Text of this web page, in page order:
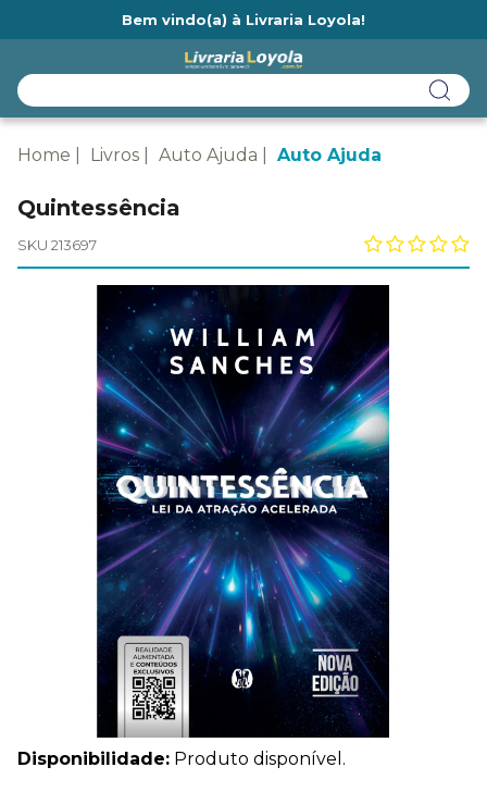
Bem vindo(a) à Livraria Loyola!
Home Livros Auto Ajuda Auto Ajuda
Quintessência
SKU 213697
Disponibilidade: Produto disponível.